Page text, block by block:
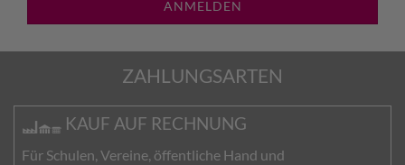
ANMELDEN
ZAHLUNGSARTEN
KAUF AUF RECHNUNG
Für Schulen, Vereine, öffentliche Hand und